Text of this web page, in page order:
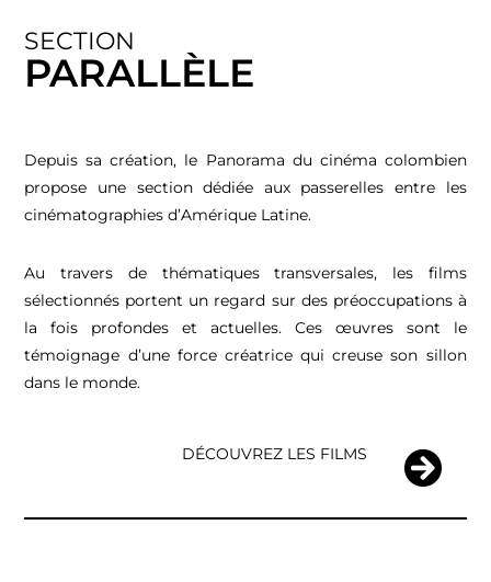
SECTION
PARALLÈLE
Depuis sa création, le Panorama du cinéma colombien
propose une section dédiée aux passerelles entre les
cinématographies d’Amérique Latine.
Au travers de thématiques transversales, les films
sélectionnés portent un regard sur des préoccupations à
la fois profondes et actuelles. Ces œuvres sont le
témoignage d’une force créatrice qui creuse son sillon
dans le monde.
DÉCOUVREZ LES FILMS​